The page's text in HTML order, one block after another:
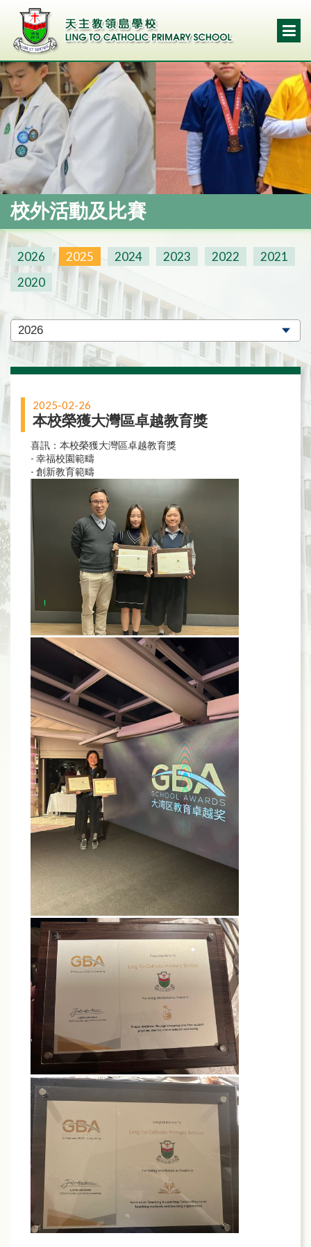
校外活動及比賽
2026 2025 2024 2023 2022
2021
2020
2025-02-26
本校榮獲大灣區卓越教育獎
喜訊：本校榮獲大灣區卓越教育獎
- 幸福校園範疇
- 創新教育範疇